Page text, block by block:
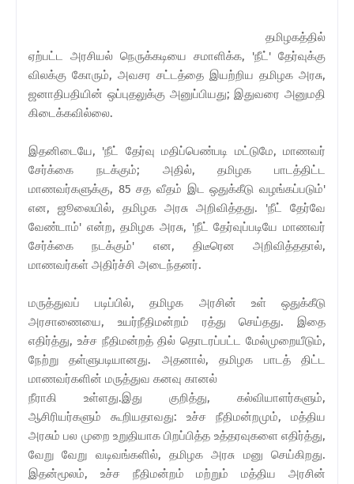
தமிழகத்தில்
ஏற்பட்ட அரசியல் நெருக்கடியை சமாளிக்க, 'நீட்' தேர்வுக்கு
விலக்கு கோரும், அவசர சட்டத்தை இயற்றிய தமிழக அரசு,
ஜனாதிபதியின் ஒப்புதலுக்கு அனுப்பியது; இதுவரை அனுமதி
கிடைக்கவில்லை.
இதனிடையே, 'நீட் தேர்வு மதிப்பெண்படி மட்டுமே, மாணவர்
சேர்க்கை நடக்கும்; அதில், தமிழக பாடத்திட்ட
மாணவர்களுக்கு, 85 சத வீதம் இட ஒதுக்கீடு வழங்கப்படும்'
என, ஜூலையில், தமிழக அரசு அறிவித்தது. 'நீட் தேர்வே
வேண்டாம்' என்ற, தமிழக அரசு, 'நீட் தேர்வுப்படியே மாணவர்
சேர்க்கை நடக்கும்' என, திடீரென அறிவித்ததால்,
மாணவர்கள் அதிர்ச்சி அடைந்தனர்.
மருத்துவப் படிப்பில், தமிழக அரசின் உள் ஒதுக்கீடு
அரசாணையை, உயர்நீதிமன்றம் ரத்து செய்தது. இதை
எதிர்த்து, உச்ச நீதிமன்றத் தில் தொடரப்பட்ட மேல்முறையீடும்,
நேற்று தள்ளுபடியானது. அதனால், தமிழக பாடத் திட்ட
மாணவர்களின் மருத்துவ கனவு கானல்
நீராகி உள்ளது.இது குறித்து, கல்வியாளர்களும்,
ஆசிரியர்களும் கூறியதாவது: உச்ச நீதிமன்றமும், மத்திய
அரசும் பல முறை உறுதியாக பிறப்பித்த உத்தரவுகளை எதிர்த்து,
வேறு வேறு வடிவங்களில், தமிழக அரசு மனு செய்கிறது.
இதன்மூலம், உச்ச நீதிமன்றம் மற்றும் மத்திய அரசின்